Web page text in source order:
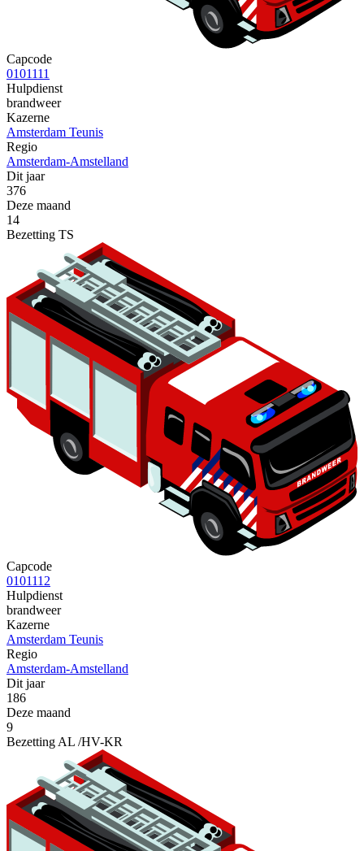
Capcode
0101111
Hulpdienst
brandweer
Kazerne
Amsterdam Teunis
Regio
Amsterdam-Amstelland
Dit jaar
376
Deze maand
14
Bezetting TS
Capcode
0101112
Hulpdienst
brandweer
Kazerne
Amsterdam Teunis
Regio
Amsterdam-Amstelland
Dit jaar
186
Deze maand
9
Bezetting AL /HV-KR